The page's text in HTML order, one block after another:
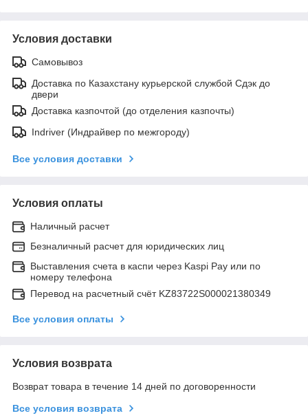
Условия доставки
Самовывоз
Доставка по Казахстану курьерской службой Сдэк до
двери
Доставка казпочтой (до отделения казпочты)
Indriver (Индрайвер по межгороду)
Все условия доставки
Условия оплаты
Наличный расчет
Безналичный расчет для юридических лиц
Выставления счета в каспи через Kaspi Pay или по
номеру телефона
Перевод на расчетный счёт KZ83722S000021380349
Все условия оплаты
Условия возврата
Возврат товара в течение 14 дней по договоренности
Все условия возврата